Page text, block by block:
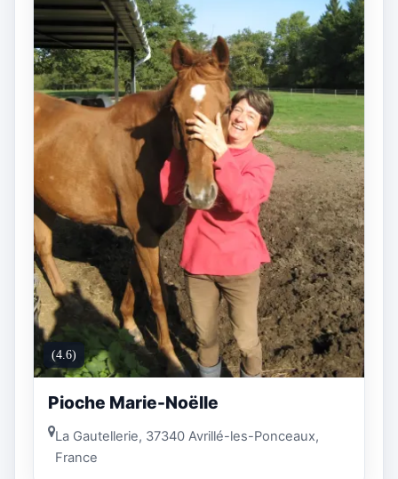
(4.6)
Pioche Marie-Noëlle
La Gautellerie, 37340 Avrillé-les-Ponceaux,
France